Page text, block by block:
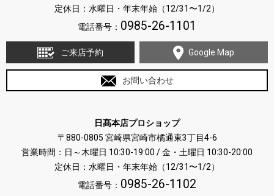
定休日：水曜日・年末年始（12/31〜1/2）
電話番号： 0985-26-1101
ご来店予約 Google Map
お問い合わせ
日髙本店プロショップ
〒880-0805 宮崎県宮崎市橘通東3丁目4-6
営業時間：日～木曜日 10:30-19:00 / 金・土曜日 10:30-20:00
定休日：水曜日・年末年始（12/31〜1/2）
電話番号： 0985-26-1102